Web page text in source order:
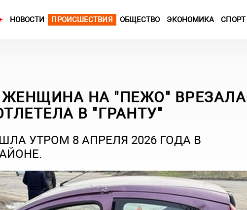
НОВОСТИ ПРОИСШЕСТВИЯ ОБЩЕСТВО ЭКОНОМИКА СПОРТ
ЖЕНЩИНА НА "ПЕЖО"
В "ГРАНТУ"
УТРОМ 8 АПРЕЛЯ 2026 ГОДА В